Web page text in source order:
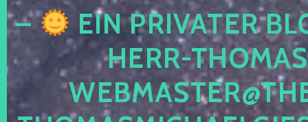
–
EIN PRIVATER
HERR-